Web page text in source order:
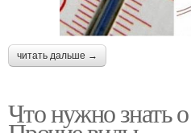
читать дальше →
Что нужно знать